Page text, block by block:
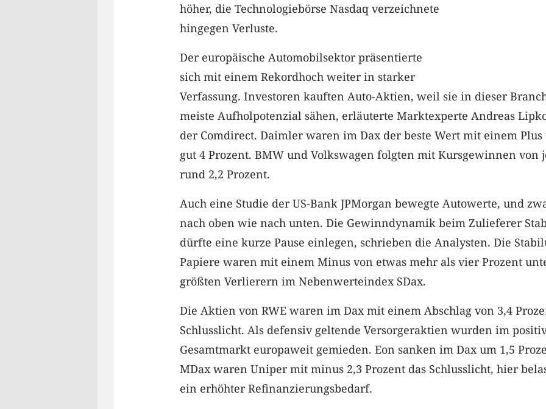
höher, die Technologiebörse Nasdaq verzeichnete
hingegen Verluste.
Der europäische Automobilsektor präsentierte
sich mit einem Rekordhoch weiter in starker
Verfassung. Investoren kauften Auto-Aktien, weil sie in dieser
meiste Aufholpotenzial sähen, erläuterte Marktexperte Andreas
der Comdirect. Daimler waren im Dax der beste Wert mit einem Plus
gut 4 Prozent. BMW und Volkswagen folgten mit Kursgewinnen von
rund 2,2 Prozent.
Auch eine Studie der US-Bank JPMorgan bewegte Autowerte, und
nach oben wie nach unten. Die Gewinndynamik beim Zulieferer
dürfte eine kurze Pause einlegen, schrieben die Analysten. Die
Papiere waren mit einem Minus von etwas mehr als vier Prozent
größten Verlierern im Nebenwerteindex SDax.
Die Aktien von RWE waren im Dax mit einem Abschlag von 3,4
Schlusslicht. Als defensiv geltende Versorgeraktien wurden im
Gesamtmarkt europaweit gemieden. Eon sanken im Dax um 1,5
MDax waren Uniper mit minus 2,3 Prozent das Schlusslicht, hier
ein erhöhter Refinanzierungsbedarf.